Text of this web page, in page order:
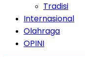
Tradisi
Internasional
Olahraga
OPINI